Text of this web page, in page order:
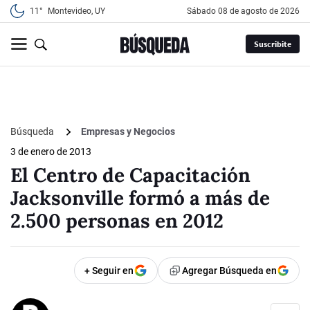
11° Montevideo, UY sábado 08 de agosto de 2026
Suscribite
Búsqueda
Empresas y Negocios
3 de enero de 2013
El Centro de Capacitación
Jacksonville formó a más de
2.500 personas en 2012
+ Seguir en Agregar Búsqueda en